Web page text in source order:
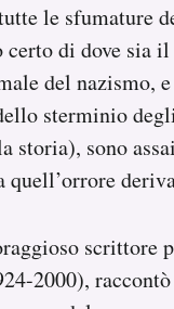
le sfumature
certo di dove sia
del nazismo,
sterminio
storia), sono
quell’orrore
scrittore
2000),